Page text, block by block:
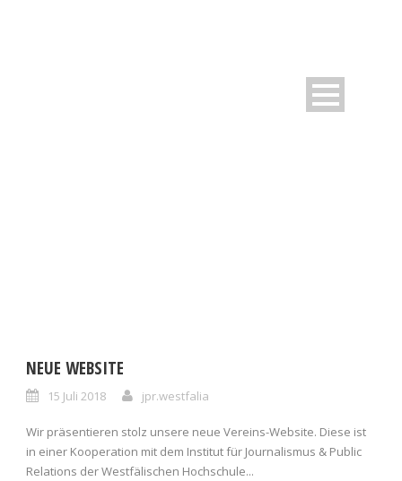
NEUE WEBSITE
15 Juli 2018 jpr.westfalia
Wir präsentieren stolz unsere neue Vereins-Website. Diese ist
in einer Kooperation mit dem Institut für Journalismus & Public
Relations der Westfälischen Hochschule...